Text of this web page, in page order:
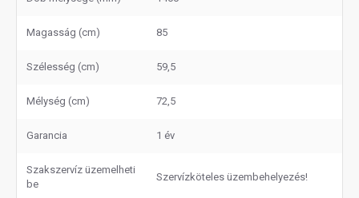
Magasság (cm) 85
Szélesség (cm) 59,5
Mélység (cm) 72,5
Garancia 1 év
Szakszervíz üzemelheti
be
Szervízköteles üzembehelyezés!